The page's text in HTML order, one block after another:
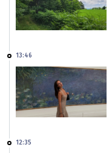
13:46
12:35